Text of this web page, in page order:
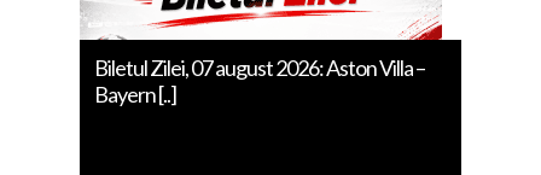
Biletul Zilei, 07 august 2026: Aston Villa –
Bayern [..]